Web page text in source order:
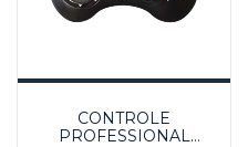
CONTROLE
PROFESSIONAL